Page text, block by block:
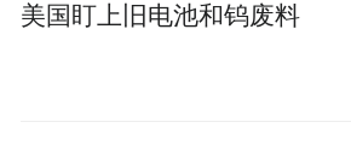
美国盯上旧电池和钨废料